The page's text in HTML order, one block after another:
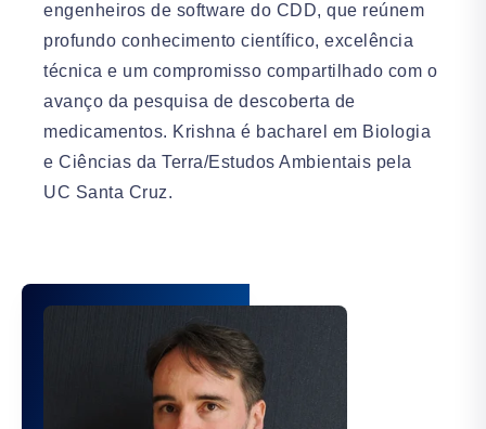
engenheiros de software do CDD, que reúnem
profundo conhecimento científico, excelência
técnica e um compromisso compartilhado com o
avanço da pesquisa de descoberta de
medicamentos. Krishna é bacharel em Biologia
e Ciências da Terra/Estudos Ambientais pela
UC Santa Cruz.